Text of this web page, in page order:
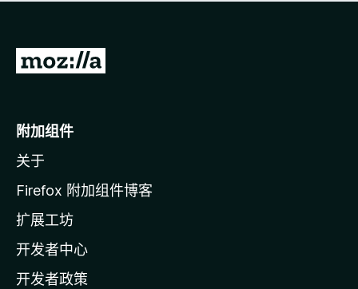
无
转
o
i
l
a
主
页
附加组件
关于
Firefox 附加组件博客
扩展工坊
开发者中心
开发者政策